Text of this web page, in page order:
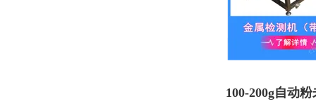
100-200g自动